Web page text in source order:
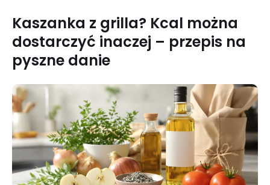
Kaszanka z grilla? Kcal można
dostarczyć inaczej – przepis na
pyszne danie